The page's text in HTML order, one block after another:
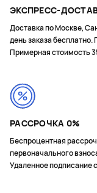
ЭКСПРЕСС-
Доставка по Москве,
день заказа бесплатно.
Примерная стоимость
РАССРОЧКА 0%
Беспроцентная
первоначального
Удаленное подписание